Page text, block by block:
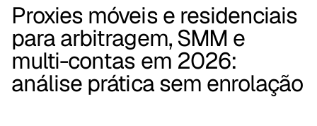
Proxies móveis e residenciais
para arbitragem, SMM e
multi-contas em 2026:
análise prática sem enrolação